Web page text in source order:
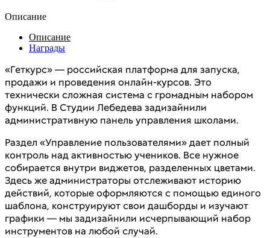
Описание
Описание
Награды
«Геткурс» — российская платформа для запуска,
продажи и проведения онлайн-курсов. Это
технически сложная система с громадным набором
функций. В Студии Лебедева задизайнили
административную панель управления школами.
Раздел «Управление пользователями» дает полный
контроль над активностью учеников. Все нужное
собирается внутри виджетов, разделенных цветами.
Здесь же администраторы отслеживают историю
действий, которые оформляются с помощью единого
шаблона, конструируют свои дашборды и изучают
графики — мы задизайнили исчерпывающий набор
инструментов на любой случай.